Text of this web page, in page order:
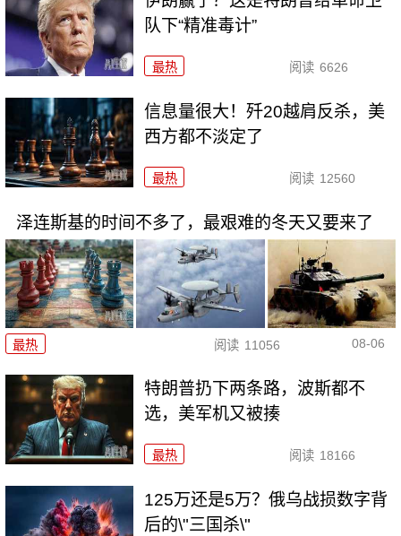
队下“精准毒计”
最热 阅读 6626
信息量很大！歼20越肩反杀，美
西方都不淡定了
最热 阅读 12560
泽连斯基的时间不多了，最艰难的冬天又要来了
最热 阅读 11056 08-06
特朗普扔下两条路，波斯都不
选，美军机又被揍
最热 阅读 18166
125万还是5万？俄乌战损数字背
后的\"三国杀\"